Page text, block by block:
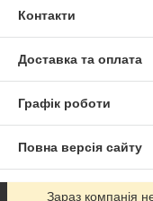
Контакти
Доставка та оплата
Графік роботи
Повна версія сайту
Сайт створено на
Зараз компанія